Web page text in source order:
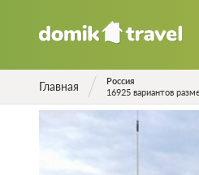
Главная
Россия
16925 вариантов